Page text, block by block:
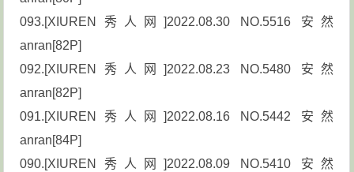
093.[XIUREN秀人网]2022.08.30 NO.5516 安然
anran[82P]
092.[XIUREN秀人网]2022.08.23 NO.5480 安然
anran[82P]
091.[XIUREN秀人网]2022.08.16 NO.5442 安然
anran[84P]
090.[XIUREN秀人网]2022.08.09 NO.5410 安然